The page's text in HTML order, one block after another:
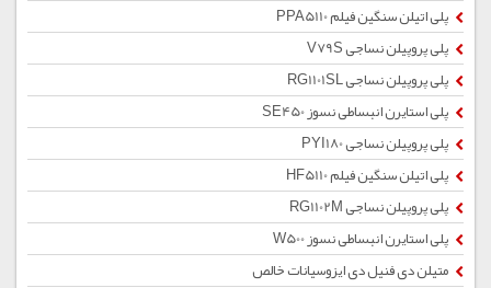
پلی اتیلن سنگین فیلم PPA5110
پلی پروپیلن نساجی V79S
پلی پروپیلن نساجی RG1101SL
پلی استایرن انبساطی نسوز SE450
پلی پروپیلن نساجی PYI180
پلی اتیلن سنگین فیلم HF5110
پلی پروپیلن نساجی RG1102M
پلی استایرن انبساطی نسوز W500
متیلن دی فنیل دی ایزوسیانات خالص